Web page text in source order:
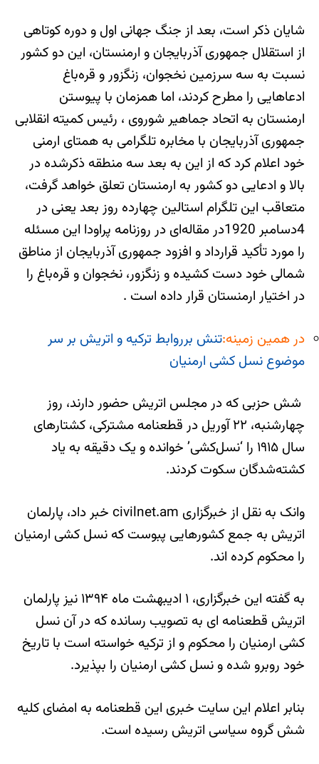
شایان ذکر است، بعد از جنگ جهانی اول و دوره کوتاهی
از استقلال جمهوری آذربایجان و ارمنستان، این دو کشور
نسبت به سه سرزمین نخجوان، زنگزور و قره‌باغ
ادعاهایی را مطرح کردند، اما همزمان با پیوستن
ارمنستان به اتحاد جماهیر شوروی ، رئیس کمیته انقلابی
جمهوری آذربایجان با مخابره تلگرامی به همتای ارمنی
خود اعلام کرد که از این به بعد سه منطقه ذکرشده در
بالا و ادعایی دو کشور به ارمنستان تعلق خواهد گرفت،
متعاقب این تلگرام استالین چهارده روز بعد یعنی در
4دسامبر 1920در مقاله‌ای در روزنامه پراودا این مسئله
را مورد تأکید قرارداد و افزود جمهوری آذربایجان از مناطق
شمالی خود دست کشیده و زنگزور، نخجوان و قره‌باغ را
در اختیار ارمنستان قرار داده است .
در همین زمینه:تنش برروابط ترکیه و اتریش بر سر
موضوع نسل کشی ارمنیان
شش حزبی که در مجلس اتریش حضور دارند، روز
چهارشنبه، ۲۲ آوریل در قطعنامه مشترکی، کشتارهای
سال ۱۹۱۵ را ‘نسل‌کشی’ خوانده و یک دقیقه به یاد
کشته‌شدگان سکوت کردند.
وانک به نقل از خبرگزاری civilnet.am خبر داد، پارلمان
اتریش به جمع کشورهایی پبوست که نسل کشی ارمنیان
را محکوم کرده اند.
به گفته این خبرگزاری، ۱ ادیبهشت ماه ۱۳۹۴ نیز پارلمان
اتریش قطعنامه ای به تصویب رسانده که در آن نسل
کشی ارمنیان را محکوم و از ترکیه خواسته است با تاریخ
خود روبرو شده و نسل کشی ارمنیان را بپذیرد.
بنابر اعلام این سایت خبری این قطعنامه به امضای کلیه
شش گروه سیاسی اتریش رسیده است.